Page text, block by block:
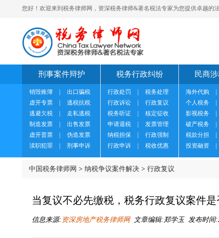
您好！欢迎来到税务律师网，资深税务律师&著名税法专家为您提供卓越的
刑事案件辩护
销毁账簿
出口骗税
虚开专票
逃税抗税
逃避欠税
走私逃税
制造发票
出售发票
虚开普票
伪造发票
渎职犯罪
刑事申诉
税务行政纠纷
行政处罚
税务处理
行政诉讼
行政复议
税务听证
核定征收
申请退税
发票管理
纳税担保
行政强制
行政申诉
税收优惠
民商
海外代购
个人税务
影视税务
破产税务
税款分担
投资融资
中国税务律师网 > 纳税争议案件解决 > 行政复议
当复议不必先缴税，税务行政复议案件
信息来源: 资深房地产税务律师网文章编辑:郑学玉 发布时间